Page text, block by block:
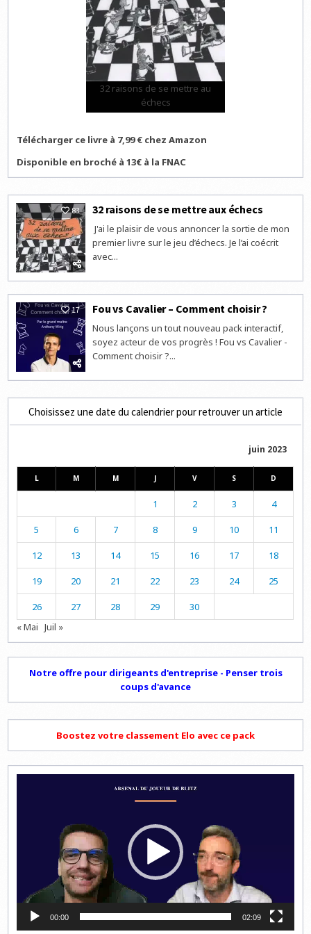
32 raisons de se mettre au
échecs
Télécharger ce livre à 7,99 € chez Amazon
Disponible en broché à 13€ à la FNAC
83 32 raisons de se mettre aux échecs
J'ai le plaisir de vous annoncer la sortie de mon
premier livre sur le jeu d’échecs. Je l’ai coécrit
avec...
17 Fou vs Cavalier – Comment choisir ?
Nous lançons un tout nouveau pack interactif,
soyez acteur de vos progrès ! Fou vs Cavalier -
Comment choisir ?...
Choisissez une date du calendrier pour retrouver un article
juin 2023
L M M J V S D
1 2 3 4
5 6 7 8 9 10 11
12 13 14 15 16 17 18
19 20 21 22 23 24 25
26 27 28 29
30
« Mai Juil »
Notre offre pour dirigeants d'entreprise - Penser trois
coups d'avance
Boostez votre classement Elo avec ce pack
00:00 02:09